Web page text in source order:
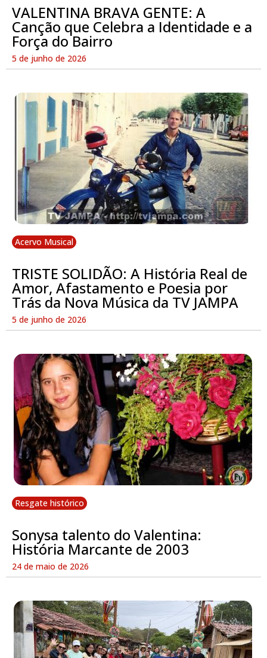
VALENTINA BRAVA GENTE: A
Canção que Celebra a Identidade e a
Força do Bairro
5 de junho de 2026
Acervo Musical
TRISTE SOLIDÃO: A História Real de
Amor, Afastamento e Poesia por
Trás da Nova Música da TV JAMPA
5 de junho de 2026
Resgate histórico
Sonysa talento do Valentina:
História Marcante de 2003
24 de maio de 2026